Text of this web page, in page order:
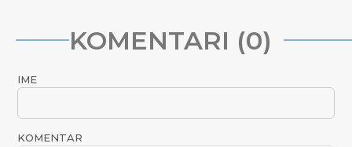
KOMENTARI (0)
IME
KOMENTAR